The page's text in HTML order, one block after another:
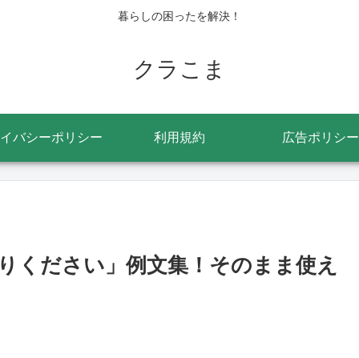
暮らしの困ったを解決！
クラこま
バシーポリシー 利用規約 広告ポリシー
ください」例文集！そのまま使え